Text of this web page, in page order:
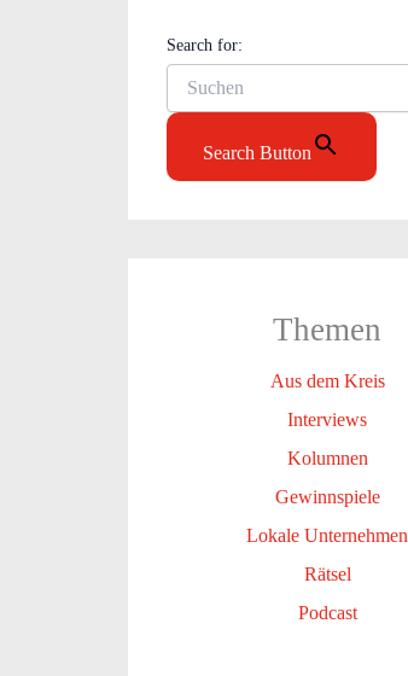
Search for:
Search Button
Themen
Aus dem Kreis
Interviews
Kolumnen
Gewinnspiele
Lokale Unternehmen
Rätsel
Podcast